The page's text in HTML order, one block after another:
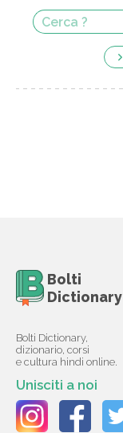
Bolti
Dictionary
Bolti Dictionary,
dizionario, corsi
e cultura hindi online.
Unisciti a noi